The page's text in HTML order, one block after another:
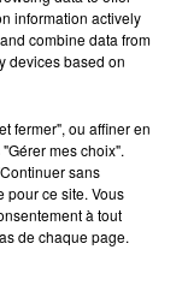
brisé dans son
information actively
combine data from
devices based on
fermer", ou affiner en
mes choix".
sans
pour ce site. Vous
à tout
de chaque page.